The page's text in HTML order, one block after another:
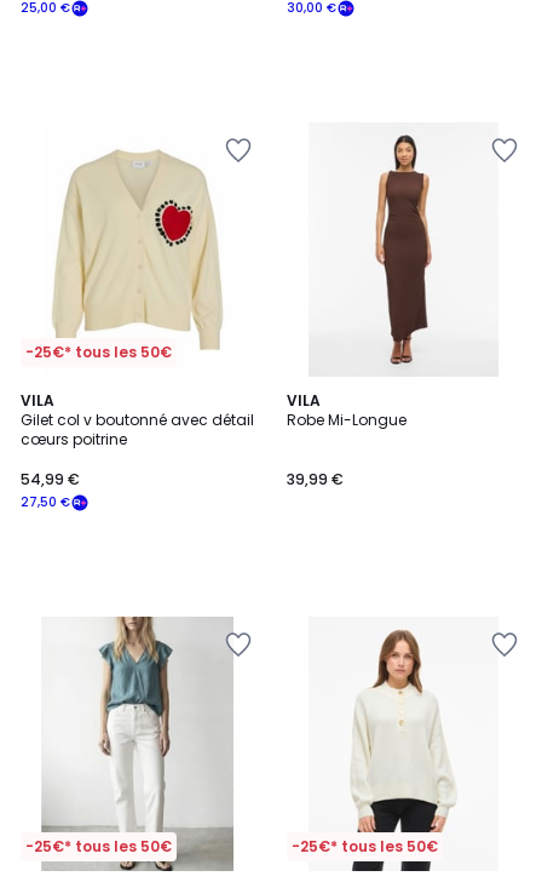
25,00 € 30,00 €
-25€* tous les 50€
VILA
Gilet col v boutonné avec détail
cœurs poitrine
27,50 €
54,99 €
VILA
Robe Mi-Longue
39,99 €
-25€* tous les 50€ -25€* tous les 50€